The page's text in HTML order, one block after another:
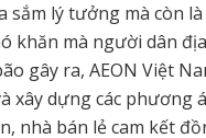
lý tưởng mà còn
khăn mà người dân
gây ra, AEON Việt
xây dựng các phương
nhà bán lẻ cam kết